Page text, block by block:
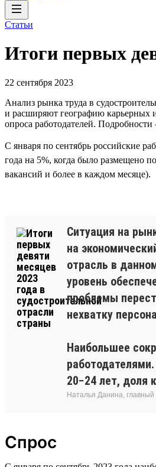
Статьи
Итоги первых
22 сентября 2023
Анализ рынка труда в
и расширяют географию карьерных
опроса работодателей.
С января по сентябрь российские
года на 5%, когда было размещено
вакансий и более в каждом месяце).
Ситуация на
на
отрасль в
уровень
проблемы
нехватку
Наибольшее
20−24 лет, доля
Наталья Данина, главный
Спрос